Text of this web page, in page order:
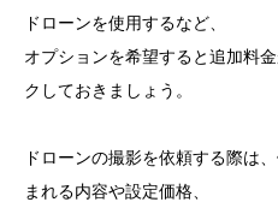
ドローンを使用するなど、
オプションを希望すると追加料
クしておきましょう。
ドローンの撮影を依頼する際は
まれる内容や設定価格、